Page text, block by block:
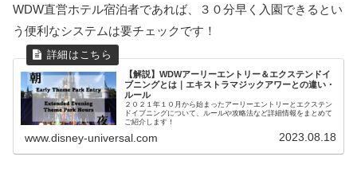
WDW直営ホテル宿泊者であれば、３０分早く入園できるとい
う便利なシステムは要チェックです！
【解説】WDWアーリーエントリー＆エクステンドイ
ブニングとは｜エキストラマジックアワーとの違い・
ルール
２０２１年１０月から始まったアーリーエントリーとエクステン
ドイブニングについて、ルールや攻略法など詳細情報をまとめて
ご紹介します！
www.disney-universal.com 2023.08.18